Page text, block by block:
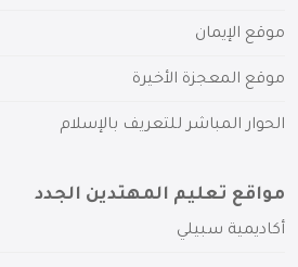
موقع الإيمان
موقع المعجزة الأخيرة
الحوار المباشر للتعريف بالإسلام
مواقع تعليم المهتدين الجدد
أكاديمية سبيلي